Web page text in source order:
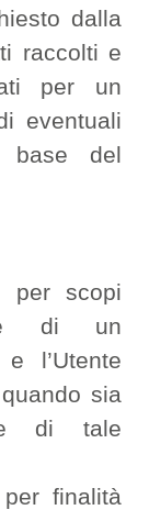
dalla
raccolti e
per un
eventuali
base del
per scopi
di un
l’Utente
sia
di tale
finalità